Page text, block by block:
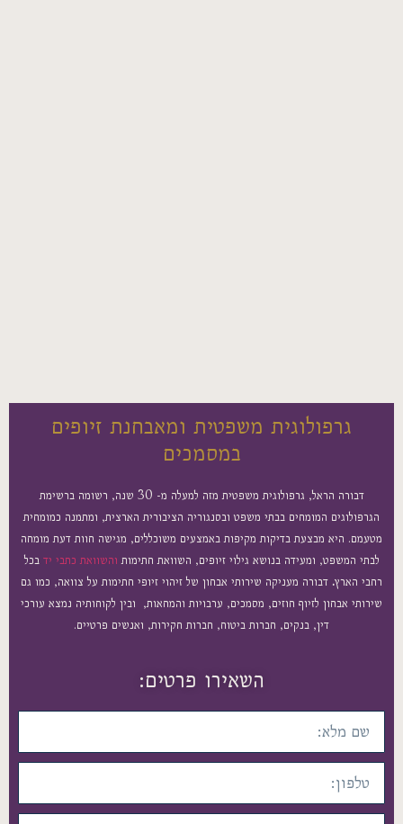
גרפולוגית משפטית ומאבחנת זיופים
במסמכים
דבורה הראל, גרפולוגית משפטית מזה למעלה מ- 30 שנה, רשומה ברשימת
המומחים בבתי משפט ובסנגוריה הציבורית הארצית, ומתמנה כמומחית
היא מבצעת בדיקות מקיפות באמצעים משוכללים, מגישה חוות דעת מומחה
המשפט, ומעידה בנושא גילוי זיופים, השוואת חתימותוהשוואת כתבי ידבכל
הארץ. דבורה מעניקה שירותי אבחון של זיהוי זיופי חתימות על צוואה, כמו גם
אבחון לזיוף חוזים, מסמכים, ערבויות והמחאות, ובין לקוחותיה נמצא עורכי
דין, בנקים, חברות ביטוח, חברות חקירות, ואנשים פרטיים.
השאירו פרטים: